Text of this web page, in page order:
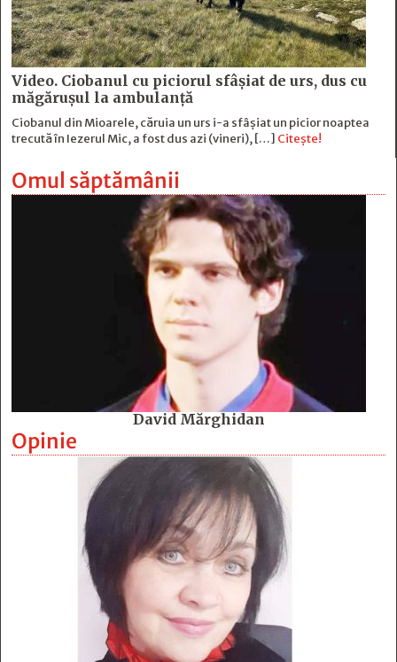
Video. Ciobanul cu piciorul sfâșiat de urs, dus cu
măgărușul la ambulanță
Ciobanul din Mioarele, căruia un urs i-a sfâșiat un picior noaptea
trecută în Iezerul Mic, a fost dus azi (vineri), […] Citește!
Omul săptămânii
David Mărghidan
Opinie